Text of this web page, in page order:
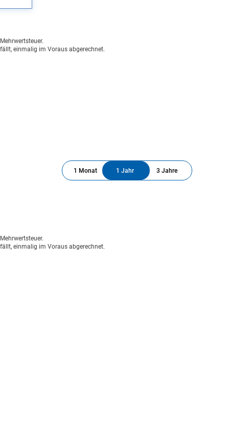
einmalig im Voraus abgerechnet.
1 Monat 1 Jahr 3 Jahre
einmalig im Voraus abgerechnet.